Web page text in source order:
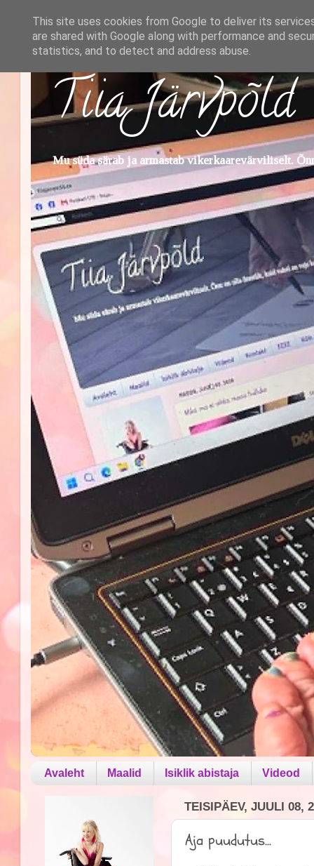
Tiia Järvpõld
Mu süda särab ja armastab vikerkaarevärviliselt.
Avaleht Maalid Isiklik abistaja Videod
TEISIPÄEV, JUULI 08,
Aja puudutus...
This site uses cookies from Google to deliver its
are shared with Google along with performance and
statistics, and to detect and address abuse.